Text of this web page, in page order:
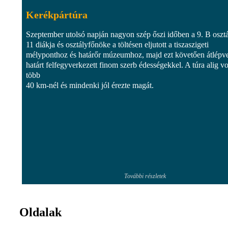
Kerékpártúra
Szeptember utolsó napján nagyon szép őszi időben a 9. B
11 diákja és osztályfőnöke a töltésen eljutott a tiszaszigeti
mélyponthoz és határőr múzeumhoz, majd ezt követően
határt felfegyverkezett finom szerb édességekkel. A túra alig
több
40 km-nél és mindenki jól érezte magát.
További részletek
Oldalak